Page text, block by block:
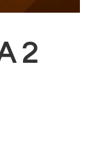
2